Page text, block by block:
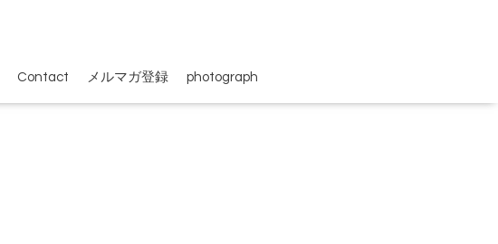
Contact メルマガ登録 photograph